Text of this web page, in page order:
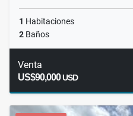
1 Habitaciones
2 Baños
Venta
US$90,000USD